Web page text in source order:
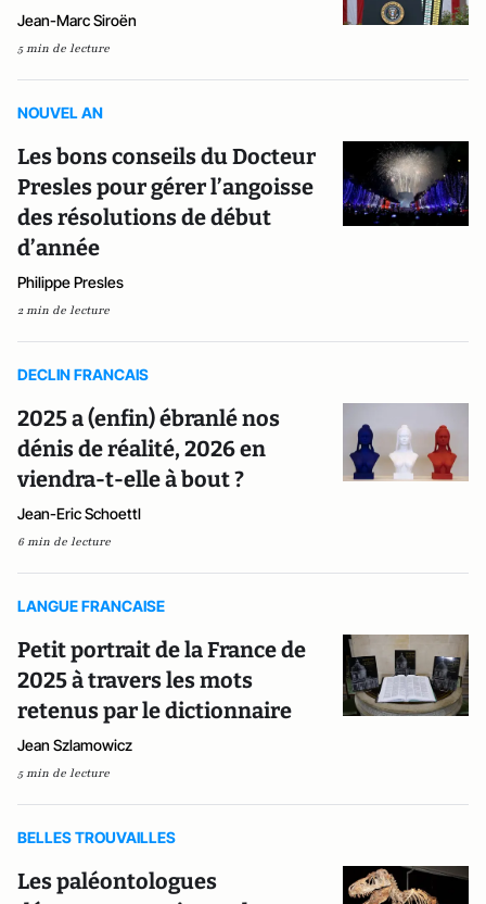
Jean-Marc Siroën
5 min de lecture
NOUVEL AN
Les bons conseils du Docteur
Presles pour gérer l’angoisse
des résolutions de début
d’année
Philippe Presles
2 min de lecture
DECLIN FRANCAIS
2025 a (enfin) ébranlé nos
dénis de réalité, 2026 en
viendra-t-elle à bout ?
Jean-Eric Schoettl
6 min de lecture
LANGUE FRANCAISE
Petit portrait de la France de
2025 à travers les mots
retenus par le dictionnaire
Jean Szlamowicz
5 min de lecture
BELLES TROUVAILLES
Les paléontologues